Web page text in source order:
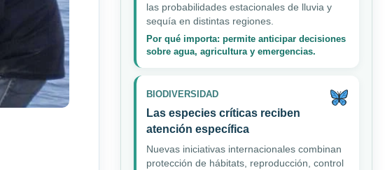
las probabilidades estacionales de lluvia y
sequía en distintas regiones.
Por qué importa: permite anticipar decisiones
sobre agua, agricultura y emergencias.
BIODIVERSIDAD
Las especies críticas reciben
atención específica
Nuevas iniciativas internacionales combinan
protección de hábitats, reproducción, control